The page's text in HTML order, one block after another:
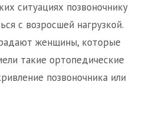
ситуациях позвоночнику
с возросшей нагрузкой.
женщины, которые
такие ортопедические
позвоночника или